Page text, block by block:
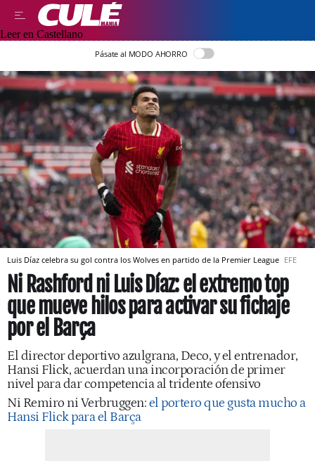
Leer en Castellano
Pásate al MODO AHORRO
Luis Díaz celebra su gol contra los Wolves en partido de la Premier League EFE
Ni Rashford ni Luis Díaz: el extremo top
que mueve hilos para activar su fichaje
por el Barça
El director deportivo azulgrana, Deco, y el entrenador,
Hansi Flick, acuerdan una incorporación de primer
nivel para dar competencia al tridente ofensivo
Ni Remiro ni Verbruggen:el portero que gusta mucho a
Hansi Flick para el Barça